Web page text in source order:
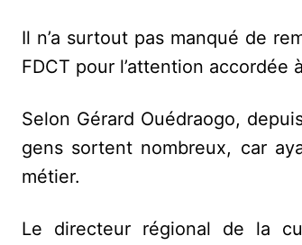
Il n’a surtout pas manqué de
FDCT pour l’attention accordée
Selon Gérard Ouédraogo,
gens sortent nombreux, car
métier.
Le directeur régional de la